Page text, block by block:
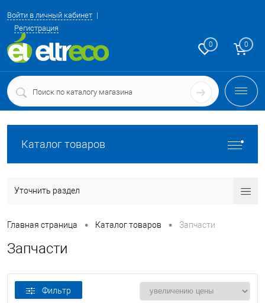
Войти в личный кабинет
Регистрация
0 0
Каталог товаров
Уточнить раздел
Главная страница • Каталог товаров • Запчасти
Запчасти
Фильтр